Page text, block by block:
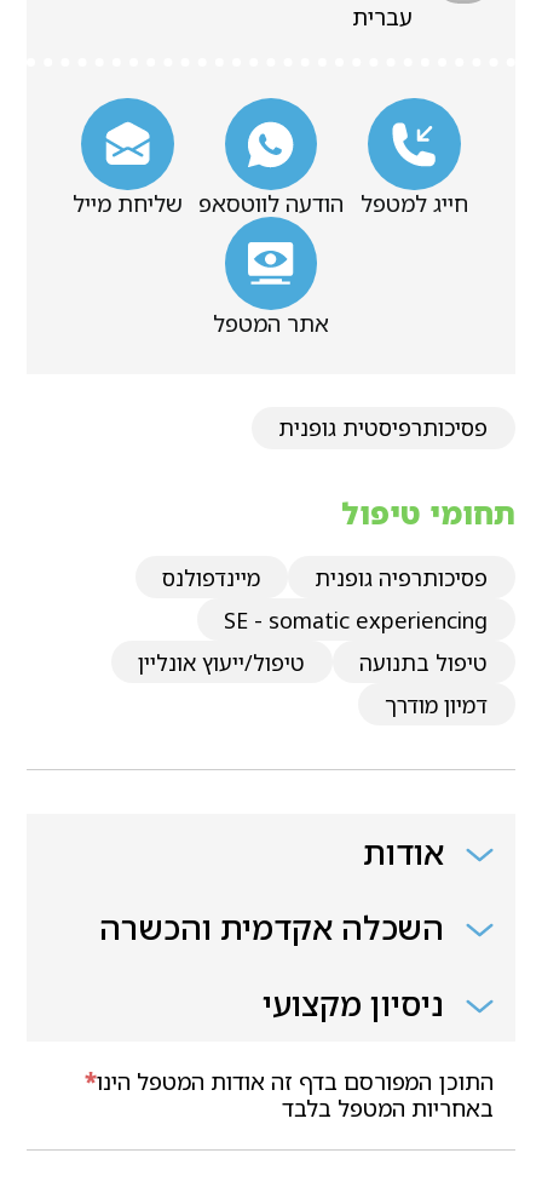
עברית
חייג למטפל הודעה לווטסאפ שליחת מייל
אתר המטפל
פסיכותרפיסטית גופנית
תחומי טיפול
פסיכותרפיה גופנית
מיינדפולנס
SE - somatic experiencing
טיפול בתנועה
טיפול/ייעוץ אונליין
דמיון מודרך
אודות
השכלה אקדמית והכשרה
ניסיון מקצועי
*התוכן המפורסם בדף זה אודות המטפל הינו
באחריות המטפל בלבד